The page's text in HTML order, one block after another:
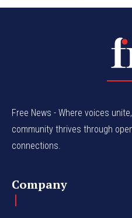
Free News - Where voices
community thrives through
connections.
Company